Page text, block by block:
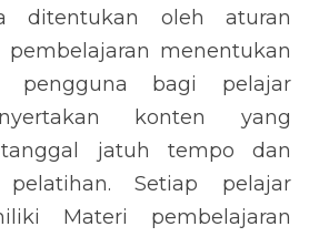
ditentukan oleh aturan
pembelajaran menentukan
pengguna bagi pelajar
konten yang
jatuh tempo dan
pelatihan. Setiap pelajar
Materi pembelajaran